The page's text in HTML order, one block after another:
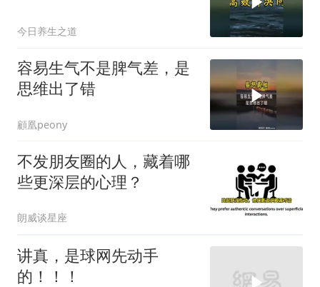
今日养生之道
容易生气不是脾气差，是
思维出了错
顧凰peony
不发朋友圈的人，藏着哪
些更深层的心理？
朗威谈星座
讲真，是球网先动手
的！！！